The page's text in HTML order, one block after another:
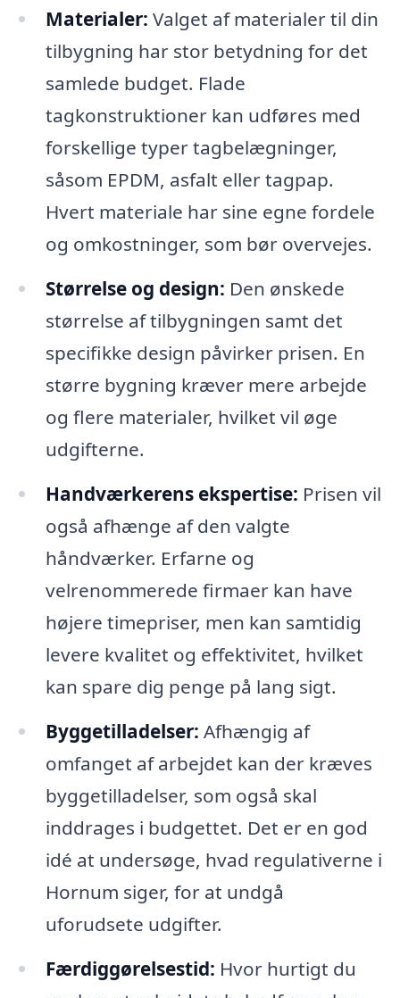
Materialer: Valget af materialer til din
tilbygning har stor betydning for det
samlede budget. Flade
tagkonstruktioner kan udføres med
forskellige typer tagbelægninger,
såsom EPDM, asfalt eller tagpap.
Hvert materiale har sine egne fordele
og omkostninger, som bør overvejes.
Størrelse og design: Den ønskede
størrelse af tilbygningen samt det
specifikke design påvirker prisen. En
større bygning kræver mere arbejde
og flere materialer, hvilket vil øge
udgifterne.
Handværkerens ekspertise: Prisen vil
også afhænge af den valgte
håndværker. Erfarne og
velrenommerede firmaer kan have
højere timepriser, men kan samtidig
levere kvalitet og effektivitet, hvilket
kan spare dig penge på lang sigt.
Byggetilladelser: Afhængig af
omfanget af arbejdet kan der kræves
byggetilladelser, som også skal
inddrages i budgettet. Det er en god
idé at undersøge, hvad regulativerne i
Hornum siger, for at undgå
uforudsete udgifter.
Færdiggørelsestid: Hvor hurtigt du